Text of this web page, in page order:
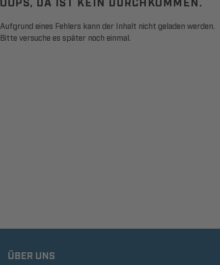
Aufgrund eines Fehlers kann der Inhalt nicht geladen werden.
Bitte versuche es später noch einmal.
ÜBER UNS